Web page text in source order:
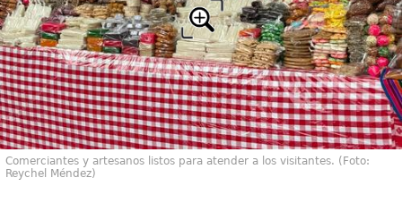
Comerciantes y artesanos listos para atender a los visitantes. (Foto:
Reychel Méndez)